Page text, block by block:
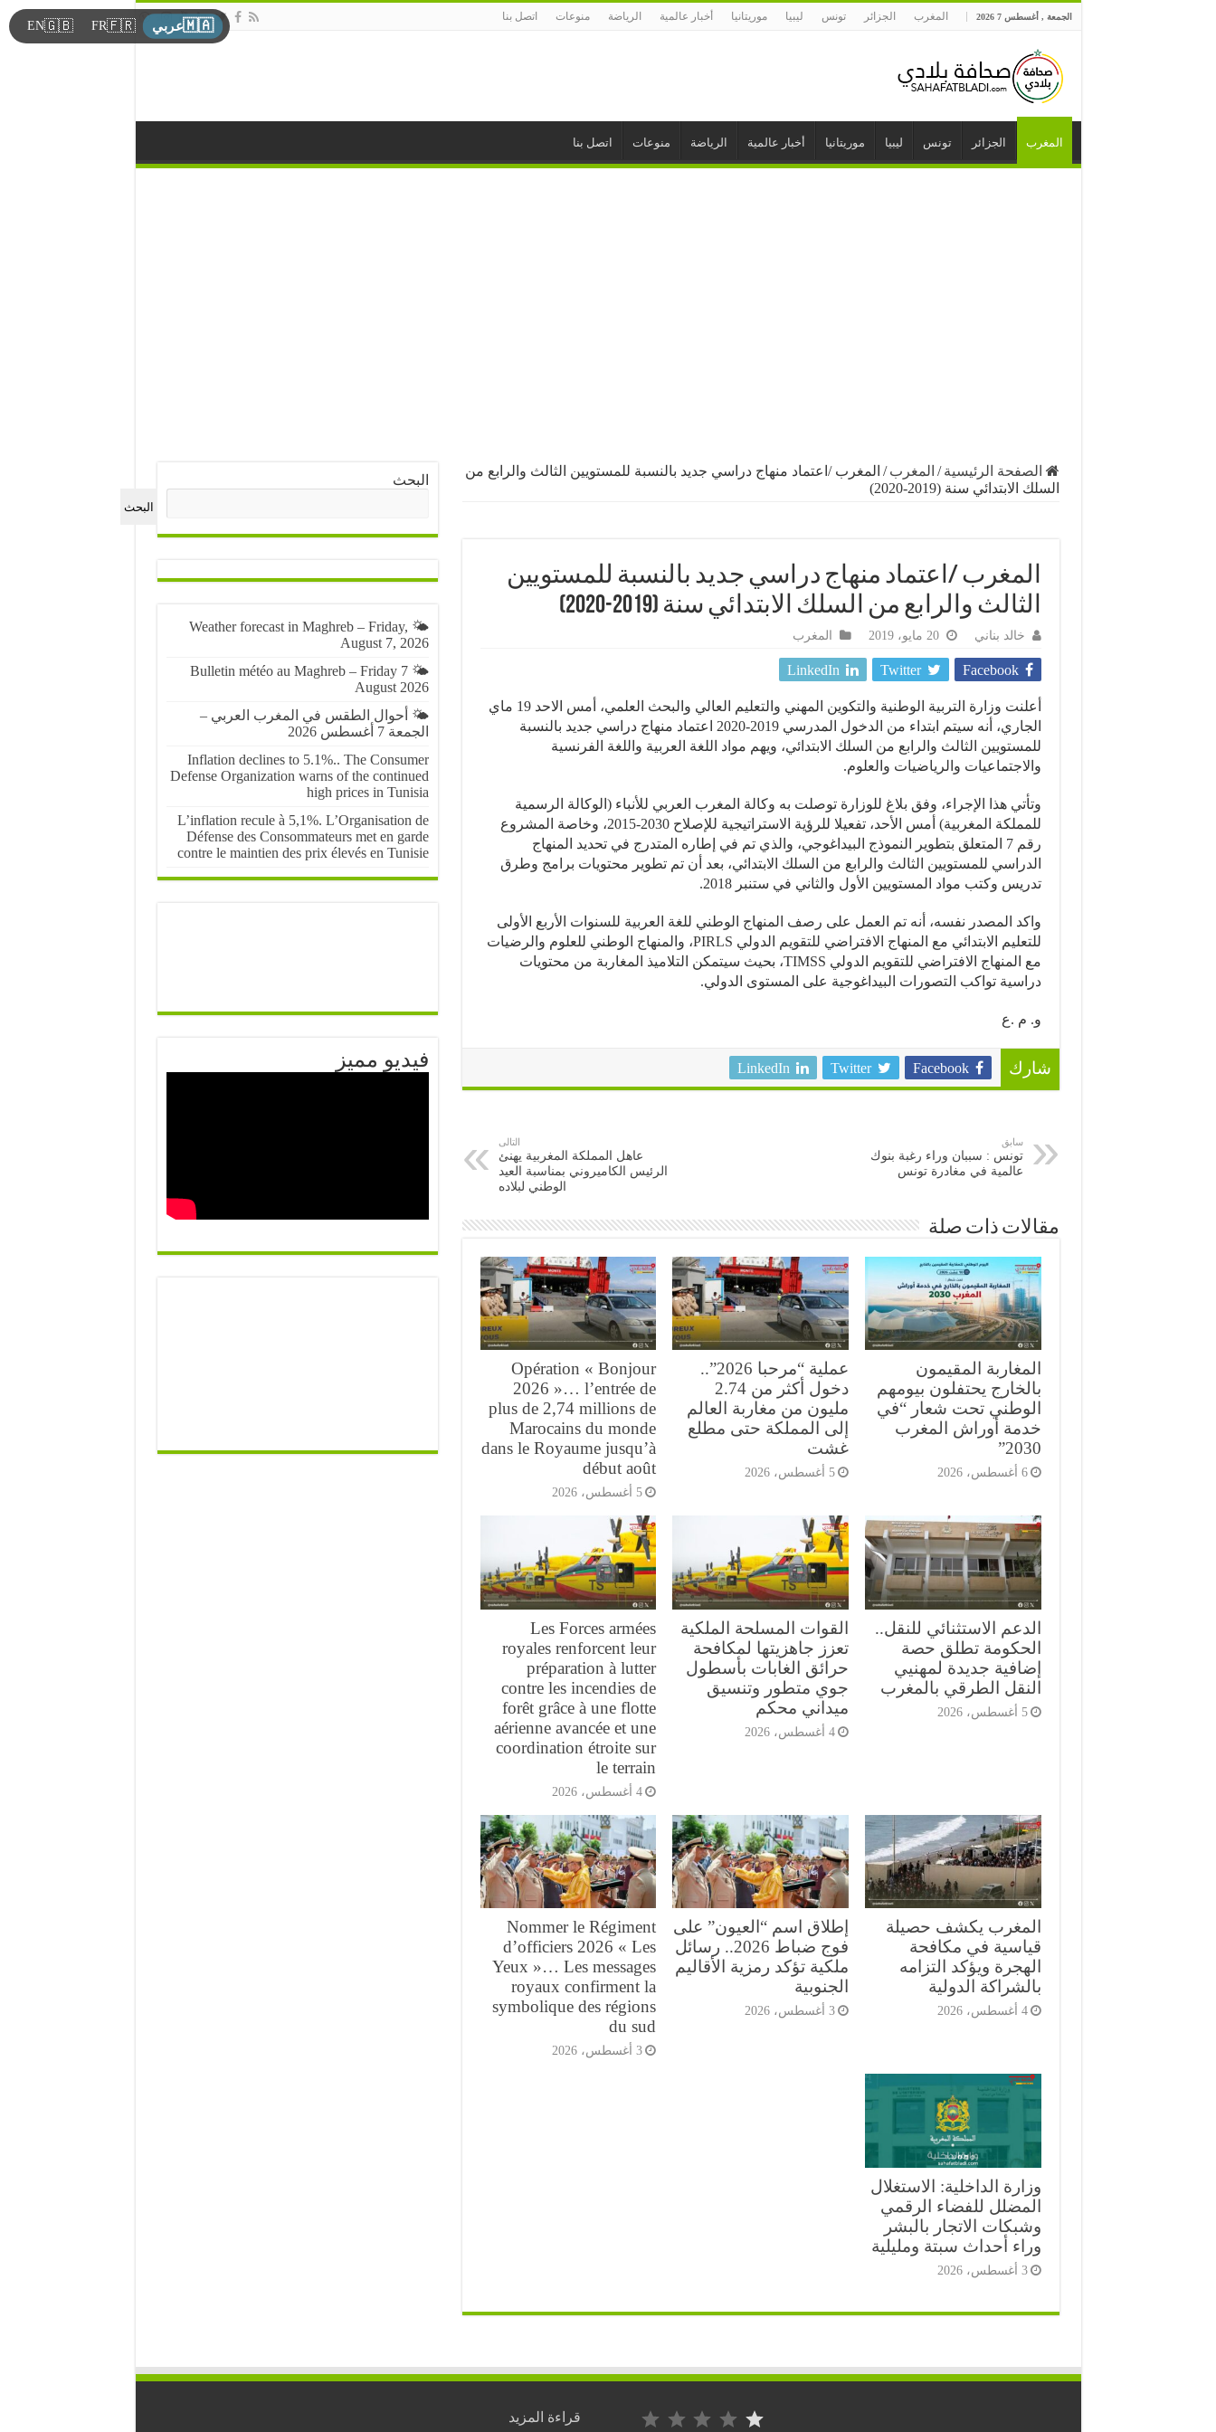
الجمعة , أغسطس 7 2026 المغرب الجزائر تونس ليبيا موريتانيا أخبار عالمية الرياضة منوعات اتصل بنا
المغرب الجزائر تونس ليبيا موريتانيا أخبار عالمية الرياضة منوعات اتصل بنا
الصفحة الرئيسية / المغرب / المغرب /اعتماد منهاج دراسي جديد بالنسبة للمستويين الثالث والرابع من
السلك الابتدائي سنة (2019-2020)
المغرب /اعتماد منهاج دراسي جديد بالنسبة للمستويين
الثالث والرابع من السلك الابتدائي سنة (2019-2020)
خالد بناني 20 مايو، 2019 المغرب
Facebook
Twitter
LinkedIn
أعلنت وزارة التربية الوطنية والتكوين المهني والتعليم العالي والبحث العلمي، أمس الاحد 19 ماي
الجاري، أنه سيتم ابتداء من الدخول المدرسي 2019-2020 اعتماد منهاج دراسي جديد بالنسبة
للمستويين الثالث والرابع من السلك الابتدائي، ويهم مواد اللغة العربية واللغة الفرنسية
والاجتماعيات والرياضيات والعلوم.
وتأتي هذا الإجراء، وفق بلاغ للوزارة توصلت به وكالة المغرب العربي للأنباء (الوكالة الرسمية
للمملكة المغربية) أمس الأحد، تفعيلا للرؤية الاستراتيجية للإصلاح 2030-2015، وخاصة المشروع
رقم 7 المتعلق بتطوير النموذج البيداغوجي، والذي تم في إطاره المتدرج في تحديد المنهاج
الدراسي للمستويين الثالث والرابع من السلك الابتدائي، بعد أن تم تطوير محتويات برامج وطرق
تدريس وكتب مواد المستويين الأول والثاني في ستنبر 2018.
واكد المصدر نفسه، أنه تم العمل على رصف المنهاج الوطني للغة العربية للسنوات الأربع الأولى
للتعليم الابتدائي مع المنهاج الافتراضي للتقويم الدولي PIRLS، والمنهاج الوطني للعلوم والرضيات
مع المنهاج الافتراضي للتقويم الدولي TIMSS، بحيث سيتمكن التلاميذ المغاربة من محتويات
دراسية تواكب التصورات البيداغوجية على المستوى الدولي.
و. م .ع
شارك Facebook
Twitter
LinkedIn
سابق
تونس : سببان وراء رغبة بنوك
عالمية في مغادرة تونس
التالى
عاهل المملكة المغربية يهنئ
الرئيس الكاميروني بمناسبة العيد
الوطني لبلاده
مقالات ذات صلة
المغاربة المقيمون
بالخارج يحتفلون بيومهم
الوطني تحت شعار “في
خدمة أوراش المغرب
2030”
6 أغسطس، 2026
عملية “مرحبا 2026”..
دخول أكثر من 2.74
مليون من مغاربة العالم
إلى المملكة حتى مطلع
غشت
5 أغسطس، 2026
Opération « Bonjour
2026 »… l’entrée de
plus de 2,74 millions de
Marocains du monde
dans le Royaume jusqu’à
début août
5 أغسطس، 2026
الدعم الاستثنائي للنقل..
الحكومة تطلق حصة
إضافية جديدة لمهنيي
النقل الطرقي بالمغرب
5 أغسطس، 2026
القوات المسلحة الملكية
تعزز جاهزيتها لمكافحة
حرائق الغابات بأسطول
جوي متطور وتنسيق
ميداني محكم
4 أغسطس، 2026
Les Forces armées
royales renforcent leur
préparation à lutter
contre les incendies de
forêt grâce à une flotte
aérienne avancée et une
coordination étroite sur
le terrain
4 أغسطس، 2026
المغرب يكشف حصيلة
قياسية في مكافحة
الهجرة ويؤكد التزامه
بالشراكة الدولية
4 أغسطس، 2026
إطلاق اسم “العيون” على
فوج ضباط 2026.. رسائل
ملكية تؤكد رمزية الأقاليم
الجنوبية
3 أغسطس، 2026
Nommer le Régiment
d’officiers 2026 « Les
Yeux »… Les messages
royaux confirment la
symbolique des régions
du sud
3 أغسطس، 2026
وزارة الداخلية: الاستغلال
المضلل للفضاء الرقمي
وشبكات الاتجار بالبشر
وراء أحداث سبتة ومليلية
3 أغسطس، 2026
البحث
البحث
🌤️ Weather forecast in Maghreb – Friday,
August 7, 2026
🌤️ Bulletin météo au Maghreb – Friday 7
August 2026
🌤️ أحوال الطقس في المغرب العربي –
الجمعة 7 أغسطس 2026
Inflation declines to 5.1%.. The Consumer
Defense Organization warns of the continued
high prices in Tunisia
L’inflation recule à 5,1%. L’Organisation de
Défense des Consommateurs met en garde
contre le maintien des prix élevés en Tunisie
فيديو مميز
قراءة المزيد
🇲🇦عربي 🇫🇷
FR
🇬🇧
EN